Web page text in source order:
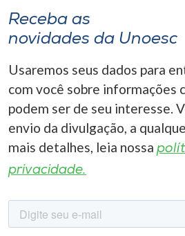
Receba as
novidades da Unoesc
Usaremos seus dados para
com você sobre informações
podem ser de seu interesse.
envio da divulgação, a
mais detalhes, leia nossa
privacidade.